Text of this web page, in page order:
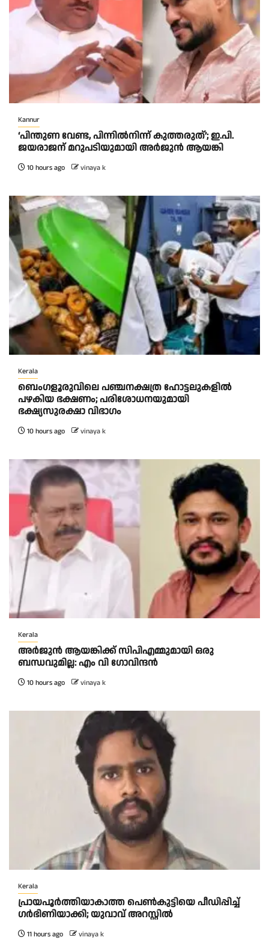
Kannur
‘പിന്തുണ വേണ്ട, പിന്നിൽനിന്ന് കുത്തരുത്’; ഇ.പി.
ജയരാജന് മറുപടിയുമായി അർജുൻ ആയങ്കി
10 hours ago vinaya k
Kerala
ബെംഗളൂരുവിലെ പഞ്ചനക്ഷത്ര ഹോട്ടലുകളിൽ
പഴകിയ ഭക്ഷണം; പരിശോധനയുമായി
ഭക്ഷ്യസുരക്ഷാ വിഭാഗം
10 hours ago vinaya k
Kerala
അര്‍ജുന്‍ ആയങ്കിക്ക് സിപിഎമ്മുമായി ഒരു
ബന്ധവുമില്ല: എം വി ഗോവിന്ദന്‍
10 hours ago vinaya k
Kerala
പ്രായപൂർത്തിയാകാത്ത പെൺകുട്ടിയെ പീഡിപ്പിച്ച്
ഗർഭിണിയാക്കി; യുവാവ് അറസ്റ്റിൽ
11 hours ago vinaya k